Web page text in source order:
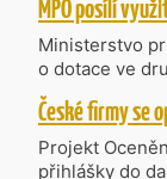
kompetence
Firmám
inovací až po
Ministerstvo
o dotace ve
– Transfer,
Technologie,
projektů
mld. Kč.
Projekt
přihlášky do